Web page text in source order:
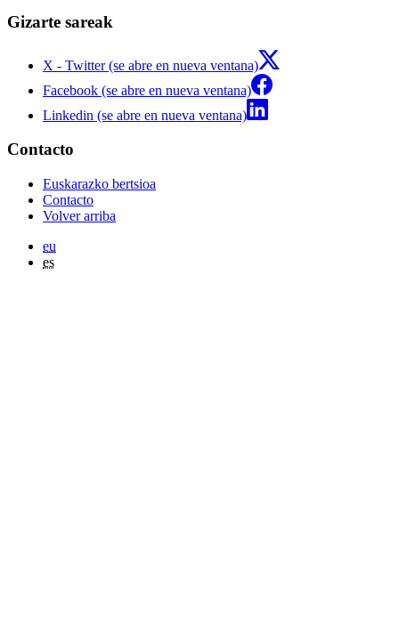
Gizarte sareak
X - Twitter (se abre en nueva ventana)
Facebook (se abre en nueva ventana)
Linkedin (se abre en nueva ventana)
Contacto
Euskarazko bertsioa
Contacto
Volver arriba
eu
es